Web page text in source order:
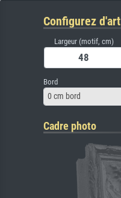
Configurez d'art
Largeur (motif, cm)
Bord
0 cm bord
Cadre photo